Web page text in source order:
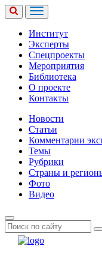
Институт
Эксперты
Спецпроекты
Мероприятия
Библиотека
О проекте
Контакты
Новости
Статьи
Комментарии
Темы
Рубрики
Страны и
Фото
Видео